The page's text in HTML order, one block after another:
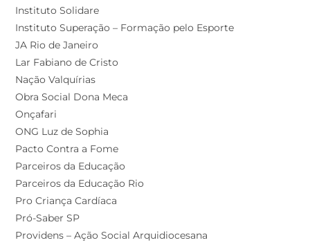
Instituto Solidare
Instituto Superação – Formação pelo Esporte
JA Rio de Janeiro
Lar Fabiano de Cristo
Nação Valquírias
Obra Social Dona Meca
Onçafari
ONG Luz de Sophia
Pacto Contra a Fome
Parceiros da Educação
Parceiros da Educação Rio
Pro Criança Cardíaca
Pró-Saber SP
Providens – Ação Social Arquidiocesana